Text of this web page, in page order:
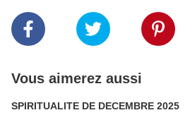
Vous aimerez aussi
SPIRITUALITE DE DECEMBRE 2025